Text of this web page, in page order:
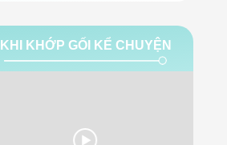
KHI KHỚP GỐI KỂ CHUYỆN